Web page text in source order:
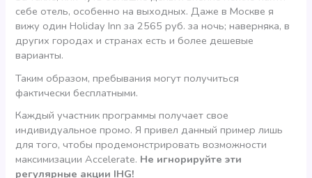
себе отель, особенно на выходных. Даже в Москве я
вижу один Holiday Inn за 2565 руб. за ночь; наверняка, в
других городах и странах есть и более дешевые
варианты.
Таким образом, пребывания могут получиться
фактически бесплатными.
Каждый участник программы получает свое
индивидуальное промо. Я привел данный пример лишь
для того, чтобы продемонстрировать возможности
максимизации Accelerate. Не игнорируйте эти
регулярные акции IHG!